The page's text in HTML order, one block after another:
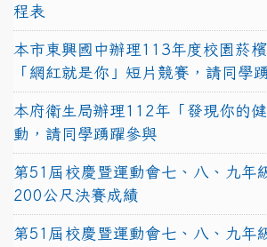
程表
本市東興國中辦理113年度校園菸
「網紅就是你」短片競賽，請同學
本府衛生局辦理112年「發現你的
動，請同學踴躍參與
第51屆校慶暨運動會七、八、九年
200公尺決賽成績
第51屆校慶暨運動會七、八、九年